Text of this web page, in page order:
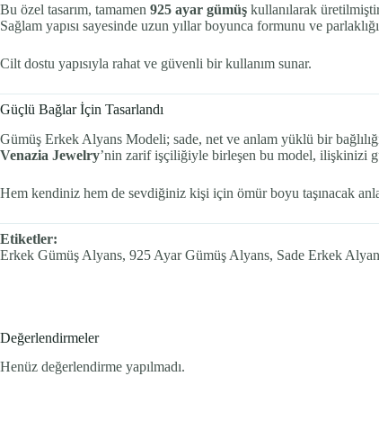
Bu özel tasarım, tamamen 925 ayar gümüş kullanılarak
Sağlam yapısı sayesinde uzun yıllar boyunca formunu ve
Cilt dostu yapısıyla rahat ve güvenli bir kullanım sunar.
Güçlü Bağlar İçin Tasarlandı
Gümüş Erkek Alyans Modeli; sade, net ve anlam yüklü bir
Venazia Jewelry’nin zarif işçiliğiyle birleşen bu model, ilişkinizi
Hem kendiniz hem de sevdiğiniz kişi için ömür boyu taşınacak
Etiketler:
Erkek Gümüş Alyans, 925 Ayar Gümüş Alyans, Sade Erkek
Değerlendirmeler
Henüz değerlendirme yapılmadı.